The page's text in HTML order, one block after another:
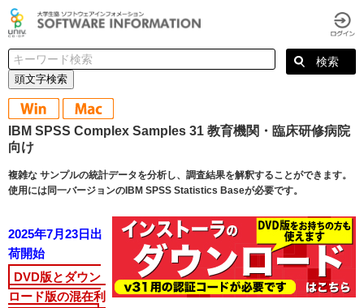
頭文字検索
IBM SPSS Complex Samples 31 教育機関・臨床研修病院
向け
複雑な サンプルの統計データを分析し、調査結果を解釈することができます。
使用には同一バージョンのIBM SPSS Statistics Baseが必要です。
2025年7月23日出
荷開始
DVD版とダウン
ロード版の混在利